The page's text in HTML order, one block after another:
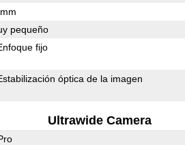
pequeño
fijo
óptica de la imagen
Ultrawide Camera